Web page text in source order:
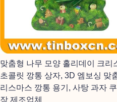
맞춤형 나무 모양 홀리데이 크리
초콜릿 깡통 상자, 3D 엠보싱 맞
리스마스 깡통 용기, 사탕 과자
장 제조업체